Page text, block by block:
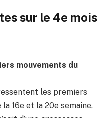
sur le 4e mois
mouvements du
les premiers
16e et la 20e semaine,